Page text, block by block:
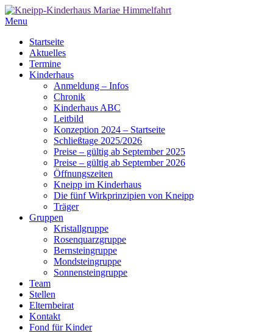
Menu
Startseite
Aktuelles
Termine
Kinderhaus
Anmeldung – Infos
Chronik
Kinderhaus ABC
Leitbild
Konzeption 2024 – Startseite
Schließtage 2025/2026
Preise – gültig ab September 2025
Preise – gültig ab September 2026
Öffnungszeiten
Kneipp im Kinderhaus
Die fünf Wirkprinzipien von Kneipp
Träger
Gruppen
Kristallgruppe
Rosenquarzgruppe
Bernsteingruppe
Mondsteingruppe
Sonnensteingruppe
Team
Stellen
Elternbeirat
Kontakt
Fond für Kinder